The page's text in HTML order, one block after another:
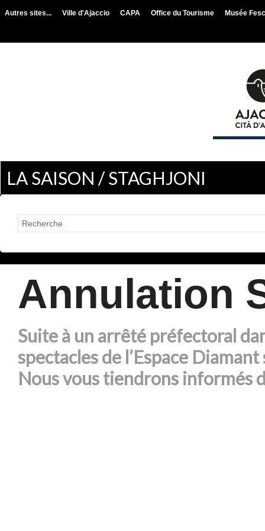
Autres sites... Ville d'Ajaccio CAPA Office du Tourisme Musée
LA SAISON / STAGHJONI
Annulation
Suite à un arrêté préfectoral
spectacles de l’Espace
Nous vous tiendrons informés